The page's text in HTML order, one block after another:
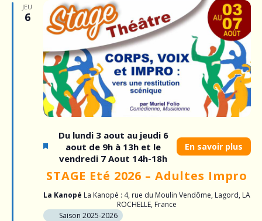
a
r
c
o
n
s
u
l
s
É
v
è
n
e
e
n
t
JEU
6
STAGE Eté 2026 – Adultes Impro
Du lundi 3 aout au jeudi 6
aout de 9h à 13h et le
vendredi 7 Aout 14h-18h
En savoir plus
La Kanopé La Kanopé : 4, rue du Moulin Vendôme, Lagord, LA
ROCHELLE, France
Saison 2025-2026